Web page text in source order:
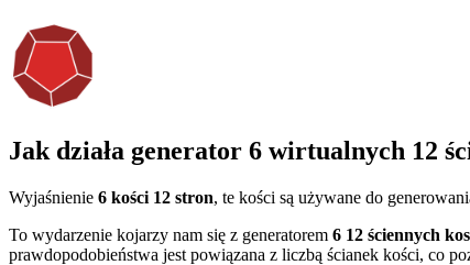
Jak działa generator 6 wirtualnych 12
Wyjaśnienie 6 kości 12 stron, te kości są używane do
To wydarzenie kojarzy nam się z generatorem 6 12 ściennych
prawdopodobieństwa jest powiązana z liczbą ścianek kości, co